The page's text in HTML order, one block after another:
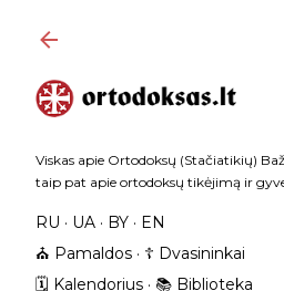
Praleisti ir pereiti prie
Viskas apie Ortodoksų (Stačiatikių)
taip pat apie ortodoksų tikėjimą ir
RU UA BY
EN
⛪️ Pamaldos
☦️ Dvasininkai
🗓️ Kalendorius
📚 Biblioteka